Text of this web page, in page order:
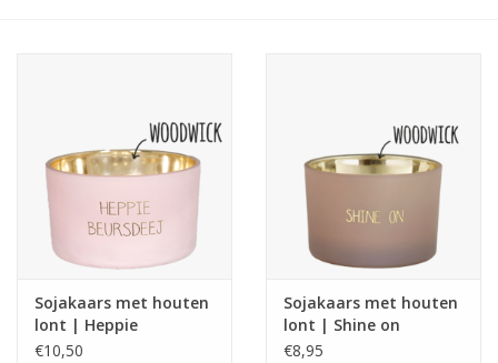
Merken
Sojakaars met houten
lont | Heppie
Beursdeej
€10,50
Sojakaars met houten
lont | Shine on
€8,95